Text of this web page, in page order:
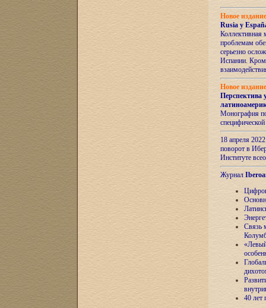
Новое
Rusia y
Коллективная
проблемам
серьезно
Испании.
Новое
Перспектива
Монография
18 апреля
поворот в
Институте
Журнал
Связь
40 лет